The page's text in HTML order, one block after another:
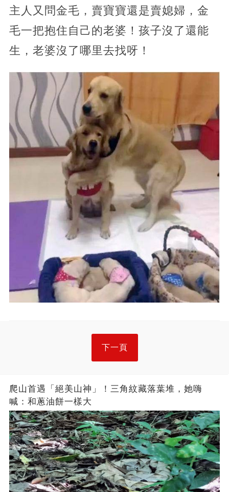
主人又問金毛，賣寶寶還是賣媳婦，金
毛一把抱住自己的老婆！孩子沒了還能
生，老婆沒了哪里去找呀！
下一頁
爬山首遇「絕美山神」！三角紋藏落葉堆，她嗨
喊：和蔥油餅一樣大